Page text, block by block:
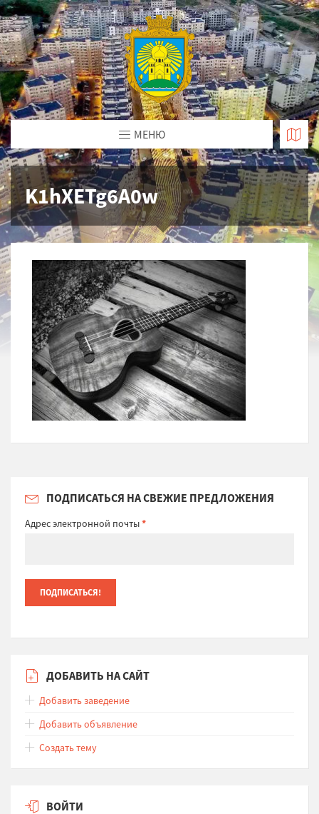
МЕНЮ
K1hXETg6A0w
ПОДПИСАТЬСЯ НА СВЕЖИЕ ПРЕДЛОЖЕНИЯ
Адрес электронной почты*
ДОБАВИТЬ НА САЙТ
Добавить заведение
Добавить объявление
Создать тему
ВОЙТИ